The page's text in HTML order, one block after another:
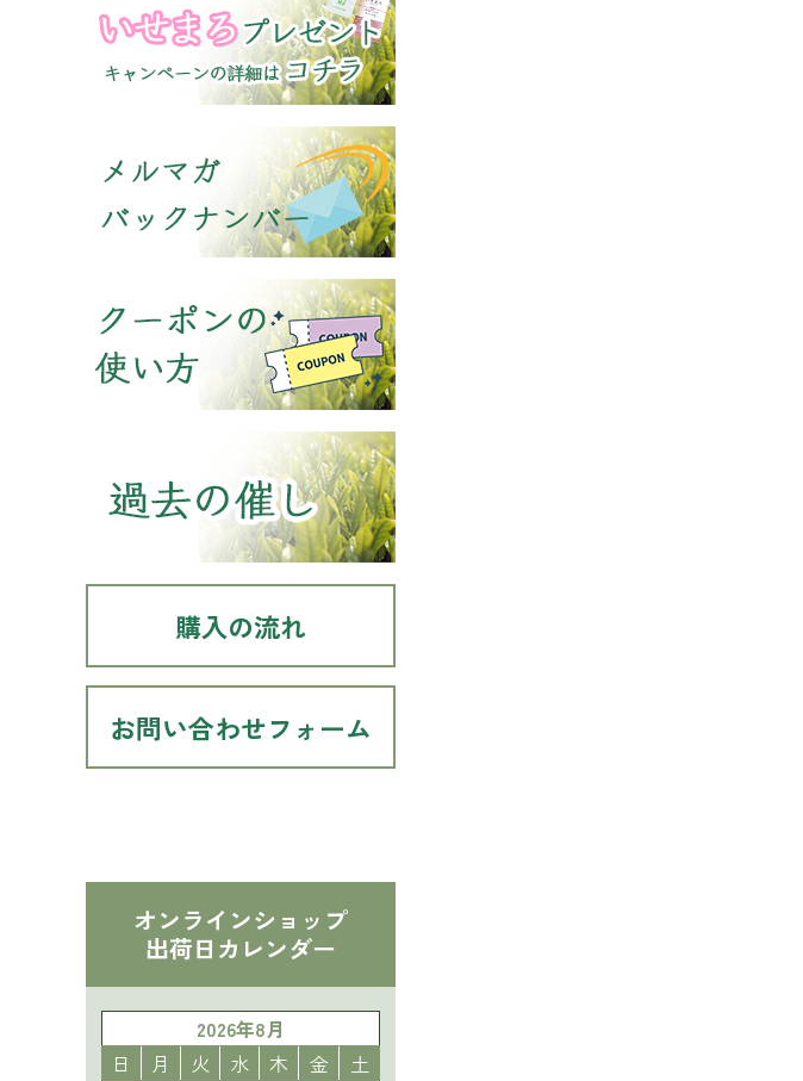
購入の流れ
お問い合わせフォーム
オンラインショップ
出荷日カレンダー
2026年8月
日
月 火 水 木 金
土